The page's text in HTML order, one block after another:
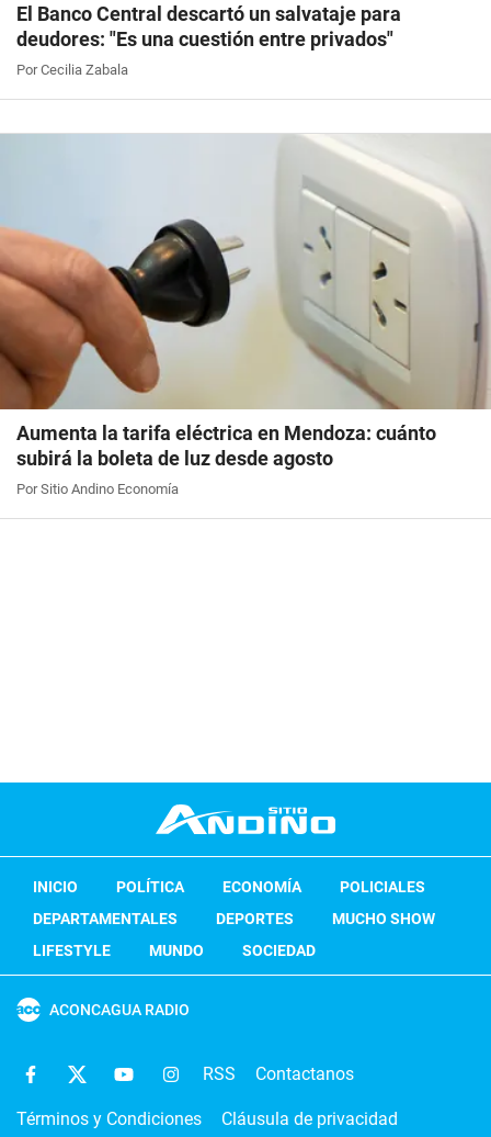
El Banco Central descartó un salvataje para
deudores: "Es una cuestión entre privados"
Por Cecilia Zabala
Aumenta la tarifa eléctrica en Mendoza: cuánto
subirá la boleta de luz desde agosto
Por Sitio Andino Economía
INICIO POLÍTICA ECONOMÍA
POLICIALES
DEPARTAMENTALES
DEPORTES
MUCHO SHOW
LIFESTYLE
MUNDO SOCIEDAD
ACONCAGUA RADIO
RSS Contactanos
Términos y Condiciones Cláusula de privacidad